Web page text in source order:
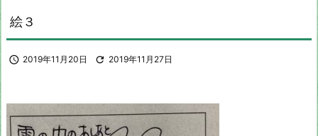
絵３
 2019年11月20日  2019年11月27日